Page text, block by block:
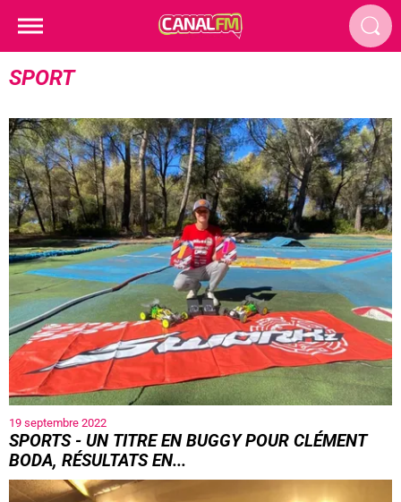
SPORT
19 septembre 2022
SPORTS - UN TITRE EN BUGGY POUR CLÉMENT
BODA, RÉSULTATS EN...